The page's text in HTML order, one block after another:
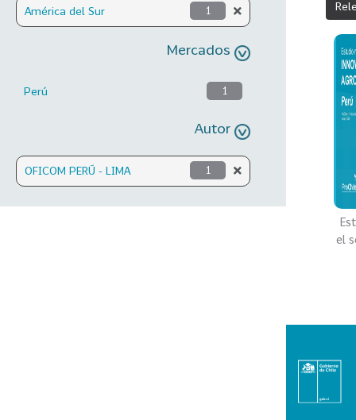
América del Sur 1
Mercados
Perú 1
Autor
OFICOM PERÚ - LIMA 1
el